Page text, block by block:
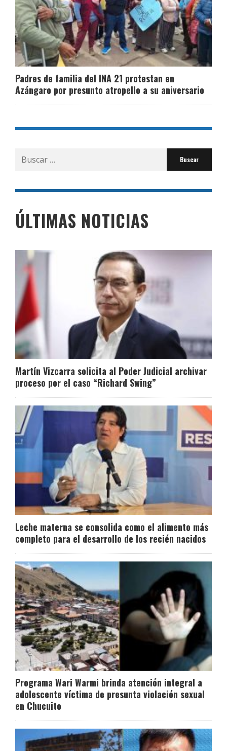
Padres de familia del INA 21 protestan en
Azángaro por presunto atropello a su aniversario
Buscar
por:
ÚLTIMAS NOTICIAS
Martín Vizcarra solicita al Poder Judicial archivar
proceso por el caso “Richard Swing”
Leche materna se consolida como el alimento más
completo para el desarrollo de los recién nacidos
Programa Wari Warmi brinda atención integral a
adolescente víctima de presunta violación sexual
en Chucuito